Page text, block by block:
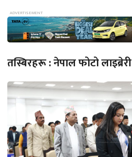
तस्बिरहरू : नेपाल फोटो लाइब्रेरी